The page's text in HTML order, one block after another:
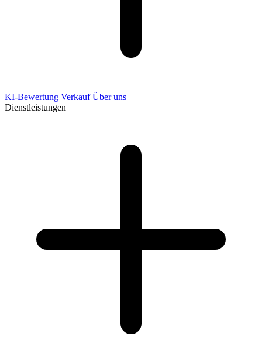
KI-Bewertung Verkauf Über uns
Dienstleistungen